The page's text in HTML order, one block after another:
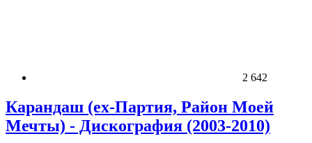
2 642
Карандаш (ex-Партия, Район Моей
Мечты) - Дискография (2003-2010)